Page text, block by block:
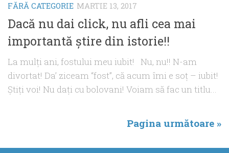
FĂRĂ CATEGORIE MARTIE 13, 2017
Dacă nu dai click, nu afli cea mai
importantă ştire din istorie!!
La mulţi ani, fostului meu iubit! Nu, nu!! N-am
divortat! Da’ ziceam “fost”, că acum îmi e soţ – iubit!
Ştiţi voi! Nu daţi cu bolovani! Voiam să fac un titlu...
Pagina următoare »